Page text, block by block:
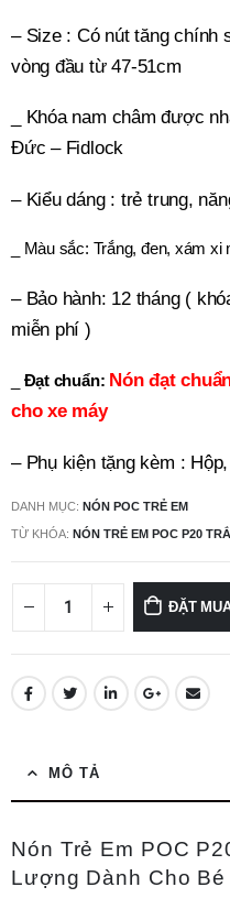
– Size : Có nút tăng chính
vòng đầu từ 47-51cm
Khóa nam châm được
Đức – Fidlock
– Kiểu dáng : trẻ trung,
_ Màu sắc: Trắng, đen, xám
– Bảo hành: 12 tháng (
miễn phí )
Đạt chuẩn: Nón đạt
cho xe máy
– Phụ kiện tặng kèm :
DANH MỤC: NÓN POC TRẺ EM
TỪ KHÓA: NÓN TRẺ EM POC P20
ĐẶT
MÔ TẢ
Nón Trẻ Em POC
Lượng Dành Cho Bé